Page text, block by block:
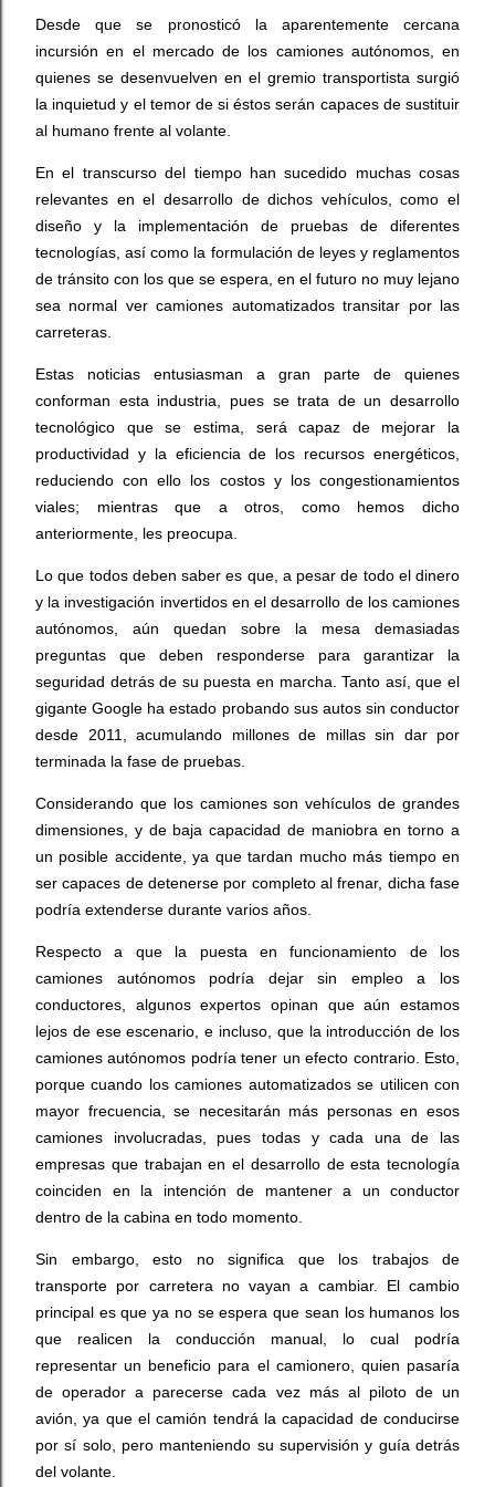
Desde que se pronosticó la aparentemente cercana
incursión en el mercado de los camiones autónomos, en
quienes se desenvuelven en el gremio transportista surgió
la inquietud y el temor de si éstos serán capaces de sustituir
al humano frente al volante.
En el transcurso del tiempo han sucedido muchas cosas
relevantes en el desarrollo de dichos vehículos, como el
diseño y la implementación de pruebas de diferentes
tecnologías, así como la formulación de leyes y reglamentos
de tránsito con los que se espera, en el futuro no muy lejano
sea normal ver camiones automatizados transitar por las
carreteras.
Estas noticias entusiasman a gran parte de quienes
conforman esta industria, pues se trata de un desarrollo
tecnológico que se estima, será capaz de mejorar la
productividad y la eficiencia de los recursos energéticos,
reduciendo con ello los costos y los congestionamientos
viales; mientras que a otros, como hemos dicho
anteriormente, les preocupa.
Lo que todos deben saber es que, a pesar de todo el dinero
y la investigación invertidos en el desarrollo de los camiones
autónomos, aún quedan sobre la mesa demasiadas
preguntas que deben responderse para garantizar la
seguridad detrás de su puesta en marcha. Tanto así, que el
gigante Google ha estado probando sus autos sin conductor
desde 2011, acumulando millones de millas sin dar por
terminada la fase de pruebas.
Considerando que los camiones son vehículos de grandes
dimensiones, y de baja capacidad de maniobra en torno a
un posible accidente, ya que tardan mucho más tiempo en
ser capaces de detenerse por completo al frenar, dicha fase
podría extenderse durante varios años.
Respecto a que la puesta en funcionamiento de los
camiones autónomos podría dejar sin empleo a los
conductores, algunos expertos opinan que aún estamos
lejos de ese escenario, e incluso, que la introducción de los
camiones autónomos podría tener un efecto contrario. Esto,
porque cuando los camiones automatizados se utilicen con
mayor frecuencia, se necesitarán más personas en esos
camiones involucradas, pues todas y cada una de las
empresas que trabajan en el desarrollo de esta tecnología
coinciden en la intención de mantener a un conductor
dentro de la cabina en todo momento.
Sin embargo, esto no significa que los trabajos de
transporte por carretera no vayan a cambiar. El cambio
principal es que ya no se espera que sean los humanos los
que realicen la conducción manual, lo cual podría
representar un beneficio para el camionero, quien pasaría
de operador a parecerse cada vez más al piloto de un
avión, ya que el camión tendrá la capacidad de conducirse
por sí solo, pero manteniendo su supervisión y guía detrás
del volante.